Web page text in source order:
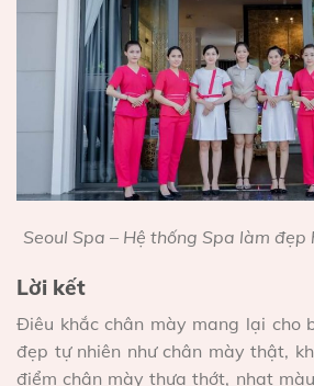
Seoul Spa – Hệ thống Spa làm
Lời kết
Điêu khắc chân mày mang lại cho
đẹp tự nhiên như chân mày thật,
điểm chân mày thưa thớt, nhạt